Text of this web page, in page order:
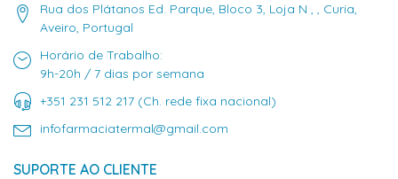
Rua dos Plátanos Ed. Parque, Bloco 3, Loja N , , Curia,
Aveiro, Portugal
Horário de Trabalho:
9h-20h / 7 dias por semana
+351 231 512 217 (Ch. rede fixa nacional)
infofarmaciatermal@gmail.com
SUPORTE AO CLIENTE